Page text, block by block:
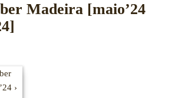
Madeira [maio’24